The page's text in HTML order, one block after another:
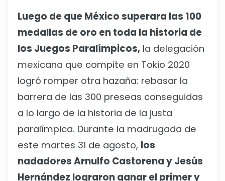
Luego de que México superara las 100
medallas de oro en toda la historia de
los Juegos Paralímpicos, la delegación
mexicana que compite en Tokio 2020
logró romper otra hazaña: rebasar la
barrera de las 300 preseas conseguidas
a lo largo de la historia de la justa
paralímpica. Durante la madrugada de
este martes 31 de agosto, los
nadadores Arnulfo Castorena y Jesús
Hernández lograron ganar el primer y